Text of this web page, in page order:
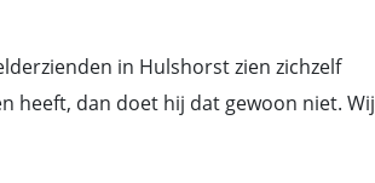
in Hulshorst zien zichzelf
heeft, dan doet hij dat gewoon niet. Wij